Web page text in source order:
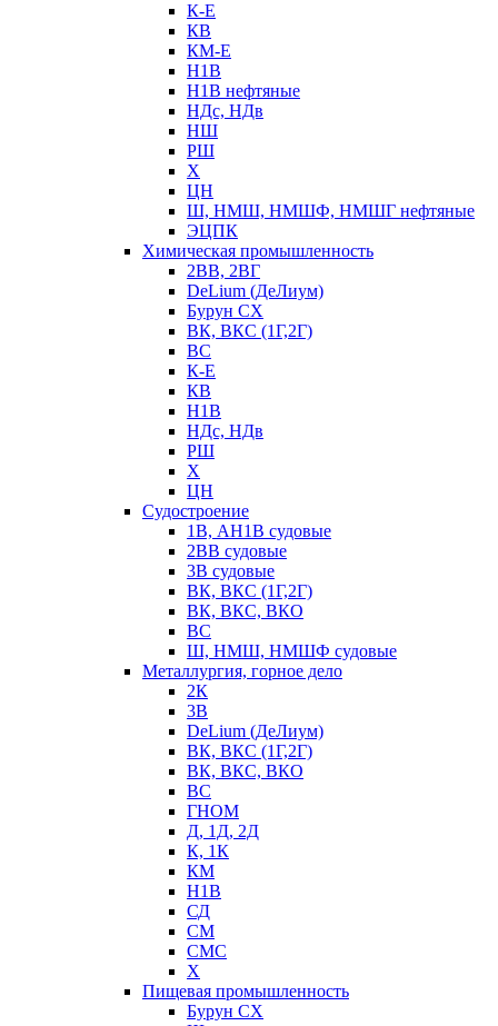
К-Е
КВ
КМ-Е
Н1В
Н1В нефтяные
НДс, НДв
НШ
РШ
Х
ЦН
Ш, НМШ, НМШФ, НМШГ нефтяные
ЭЦПК
Химическая промышленность
2ВВ, 2ВГ
DeLium (ДеЛиум)
Бурун СХ
ВК, ВКС (1Г,2Г)
ВС
К-Е
КВ
Н1В
НДс, НДв
РШ
Х
ЦН
Судостроение
1В, АН1В судовые
2ВВ судовые
3В судовые
ВК, ВКС (1Г,2Г)
ВК, ВКС, ВКО
ВС
Ш, НМШ, НМШФ судовые
Металлургия, горное дело
2К
3В
DeLium (ДеЛиум)
ВК, ВКС (1Г,2Г)
ВК, ВКС, ВКО
ВС
ГНОМ
Д, 1Д, 2Д
К, 1К
КМ
Н1В
СД
СМ
СМС
Х
Пищевая промышленность
Бурун СХ